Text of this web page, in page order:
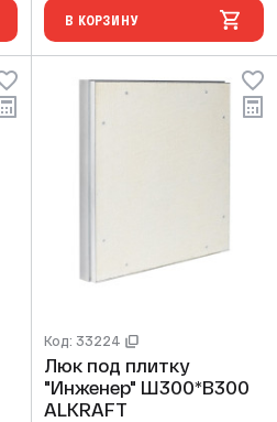
В КОРЗИНУ
Код: 33224
Люк под плитку
"Инженер" Ш300*В300
ALKRAFT